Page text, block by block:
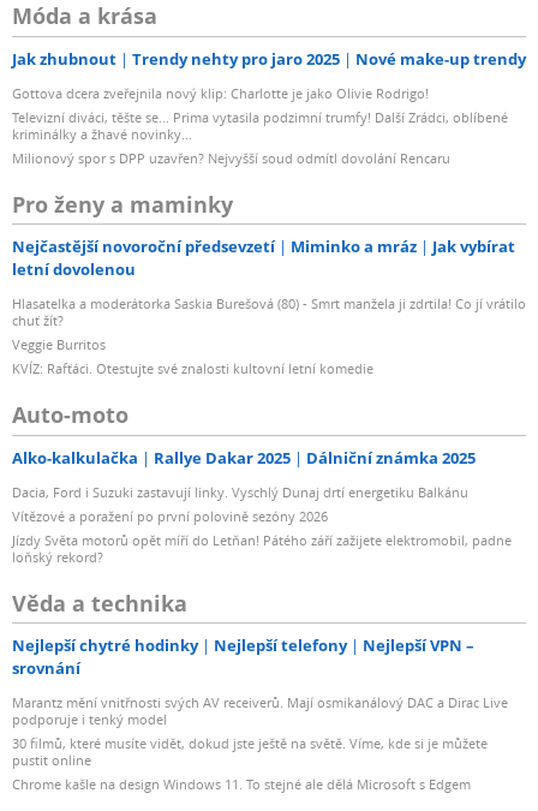
Móda a krása
Jak zhubnout Trendy nehty pro jaro 2025 Nové make-up trendy
Gottova dcera zveřejnila nový klip: Charlotte je jako Olivie Rodrigo!
Televizní diváci, těšte se... Prima vytasila podzimní trumfy! Další Zrádci, oblíbené
kriminálky a žhavé novinky...
Milionový spor s DPP uzavřen? Nejvyšší soud odmítl dovolání Rencaru
Pro ženy a maminky
Nejčastější novoroční předsevzetí Miminko a mráz
Jak vybírat
letní dovolenou
Hlasatelka a moderátorka Saskia Burešová (80) - Smrt manžela ji zdrtila! Co jí vrátilo
chuť žít?
Veggie Burritos
KVÍZ: Rafťáci. Otestujte své znalosti kultovní letní komedie
Auto-moto
Alko-kalkulačka Rallye Dakar 2025 Dálniční známka 2025
Dacia, Ford i Suzuki zastavují linky. Vyschlý Dunaj drtí energetiku Balkánu
Vítězové a poražení po první polovině sezóny 2026
Jízdy Světa motorů opět míří do Letňan! Pátého září zažijete elektromobil, padne
loňský rekord?
Věda a technika
Nejlepší chytré hodinky Nejlepší telefony
Nejlepší VPN –
srovnání
Marantz mění vnitřnosti svých AV receiverů. Mají osmikanálový DAC a Dirac Live
podporuje i tenký model
30 filmů, které musíte vidět, dokud jste ještě na světě. Víme, kde si je můžete
pustit online
Chrome kašle na design Windows 11. To stejné ale dělá Microsoft s Edgem